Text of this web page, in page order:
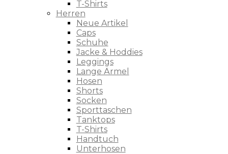
T-Shirts
Herren
Neue Artikel
Caps
Schuhe
Jacke & Hoddies
Leggings
Lange Ärmel
Hosen
Shorts
Socken
Sporttaschen
Tanktops
T-Shirts
Handtuch
Unterhosen